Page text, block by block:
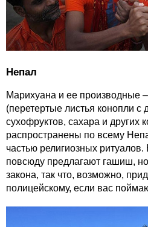
Непал
Марихуана и ее производные
(перетертые листья конопли с
сухофруктов, сахара и других
распространены по всему
частью религиозных
повсюду предлагают гашиш,
закона, так что, возможно,
полицейскому, если вас